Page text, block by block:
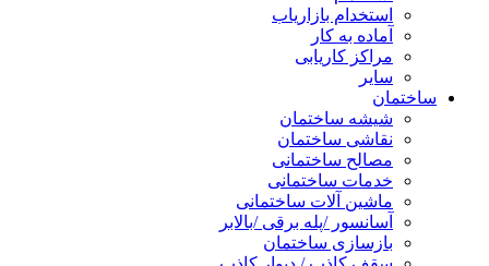
استخدام بازاریاب
آماده به کار
مراکز کاریابی
سایر
ساختمان
شیشه ساختمان
نقاشی ساختمان
مصالح ساختمانی
خدمات ساختمانی
ماشین آلات ساختمانی
آسانسور /پله برقی /بالابر
بازسازی ساختمان